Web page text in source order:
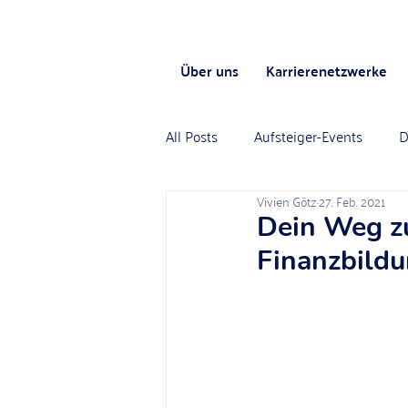
Über uns Karrierenetzwerke
All Posts Aufsteiger-Events
Dein Weg
Vivien Götz27. Feb. 2021